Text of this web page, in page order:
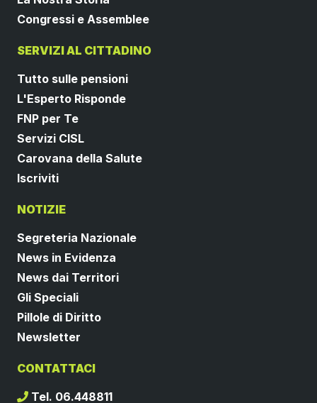
Congressi e Assemblee
SERVIZI AL CITTADINO
Tutto sulle pensioni
L'Esperto Risponde
FNP per Te
Servizi CISL
Carovana della Salute
Iscriviti
NOTIZIE
Segreteria Nazionale
News in Evidenza
News dai Territori
Gli Speciali
Pillole di Diritto
Newsletter
CONTATTACI
Tel. 06.448811